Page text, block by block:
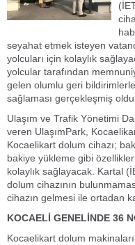
seyahat etmek isteyen
yolcuları için kolaylık
yolcular tarafından
gelen olumlu geri
sağlaması gerçekleşmiş oldu.
Ulaşım ve Trafik Yönetimi
veren UlaşımPark,
Kocaelikart dolum cihazı;
bakiye yükleme gibi
kolaylık sağlayacak. Kartal
dolum cihazının
cihazın gelmesi ile ortadan
KOCAELİ GENELİNDE 36
Kocaelikart dolum